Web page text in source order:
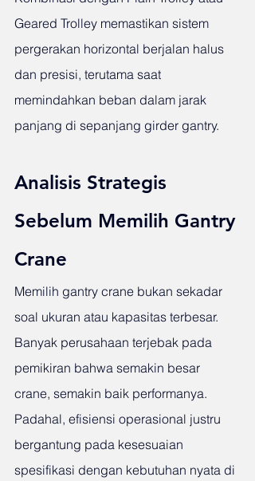
Geared Trolley memastikan sistem
pergerakan horizontal berjalan halus
dan presisi, terutama saat
memindahkan beban dalam jarak
panjang di sepanjang girder gantry.
Analisis Strategis
Sebelum Memilih Gantry
Crane
Memilih gantry crane bukan sekadar
soal ukuran atau kapasitas terbesar.
Banyak perusahaan terjebak pada
pemikiran bahwa semakin besar
crane, semakin baik performanya.
Padahal, efisiensi operasional justru
bergantung pada kesesuaian
spesifikasi dengan kebutuhan nyata di